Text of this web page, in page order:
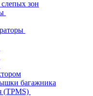
зон
багажника
(TPMS)